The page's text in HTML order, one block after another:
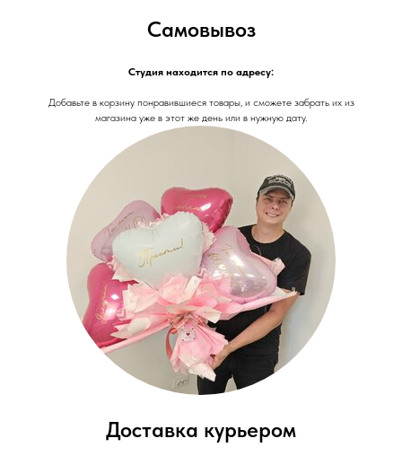
Самовывоз
Студия находится по адресу:
Добавьте в корзину понравившиеся товары, и сможете забрать их из
магазина уже в этот же день или в нужную дату.
Доставка курьером